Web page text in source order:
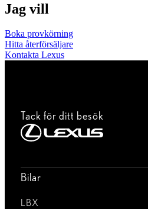
Jag vill
Boka provkörning
Hitta återförsäljare
Kontakta Lexus
Tack för ditt besök
Bilar
LBX